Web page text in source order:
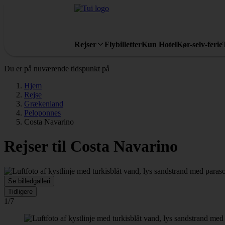
Rejser FlybilletterKun HotelKør-selv-ferie
Du er på nuværende tidspunkt på
Hjem
Rejse
Grækenland
Peloponnes
Costa Navarino
Rejser til Costa Navarino
Se billedgalleri
Tidligere
1/7